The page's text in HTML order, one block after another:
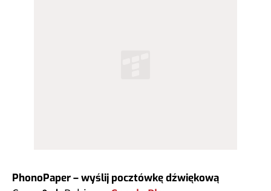
PhonoPaper – wyślij pocztówkę dźwiękową